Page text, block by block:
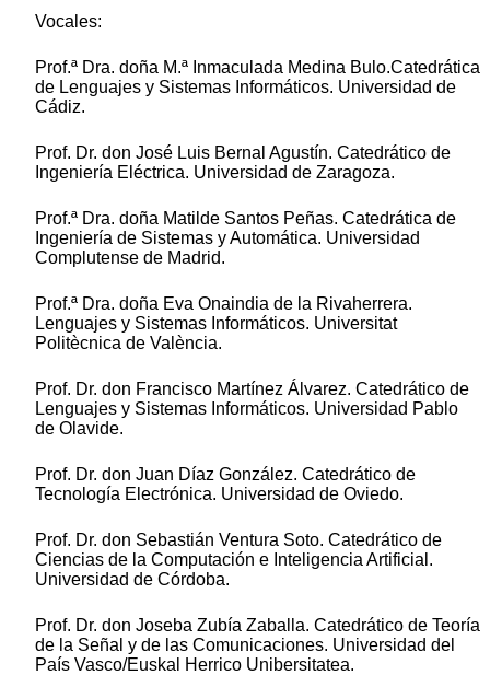
Vocales:
Prof.ª Dra. doña M.ª Inmaculada Medina Bulo.Catedrática
de Lenguajes y Sistemas Informáticos. Universidad de
Cádiz.
Prof. Dr. don José Luis Bernal Agustín. Catedrático de
Ingeniería Eléctrica. Universidad de Zaragoza.
Prof.ª Dra. doña Matilde Santos Peñas. Catedrática de
Ingeniería de Sistemas y Automática. Universidad
Complutense de Madrid.
Prof.ª Dra. doña Eva Onaindia de la Rivaherrera.
Lenguajes y Sistemas Informáticos. Universitat
Politècnica de València.
Prof. Dr. don Francisco Martínez Álvarez. Catedrático de
Lenguajes y Sistemas Informáticos. Universidad Pablo
de Olavide.
Prof. Dr. don Juan Díaz González. Catedrático de
Tecnología Electrónica. Universidad de Oviedo.
Prof. Dr. don Sebastián Ventura Soto. Catedrático de
Ciencias de la Computación e Inteligencia Artificial.
Universidad de Córdoba.
Prof. Dr. don Joseba Zubía Zaballa. Catedrático de Teoría
de la Señal y de las Comunicaciones. Universidad del
País Vasco/Euskal Herrico Unibersitatea.